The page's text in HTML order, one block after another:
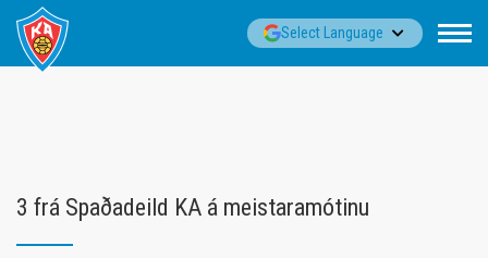
Fara
Select Language▼
3 frá Spaðadeild KA á meistaramótinu